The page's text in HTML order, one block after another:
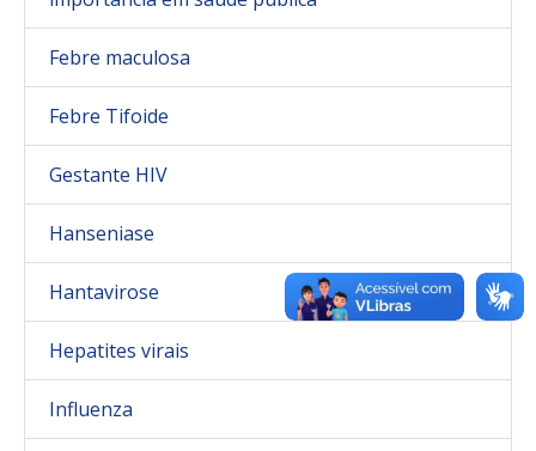
Febre maculosa
Febre Tifoide
Gestante HIV
Hanseniase
Hantavirose
Hepatites virais
Influenza